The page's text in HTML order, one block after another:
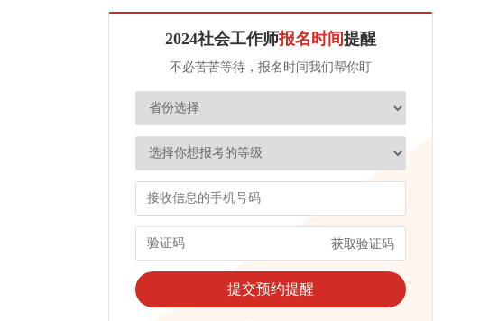
2024社会工作师报名时间提醒
不必苦苦等待，报名时间我们帮你盯
获取验证码